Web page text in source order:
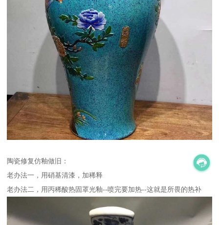
陶瓷修复仿釉做旧：
老办法一，用硝基清漆，加稀释
老办法二，用丙稀酸热固罩光釉--喷完要加热--这就是所畏的热补